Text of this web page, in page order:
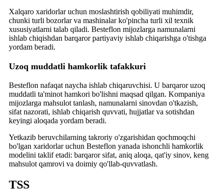
Xalqaro xaridorlar uchun moslashtirish qobiliyati muhimdir,
chunki turli bozorlar va mashinalar ko'pincha turli xil texnik
xususiyatlarni talab qiladi. Besteflon mijozlarga namunalarni
ishlab chiqishdan barqaror partiyaviy ishlab chiqarishga o'tishga
yordam beradi.
Uzoq muddatli hamkorlik tafakkuri
Besteflon nafaqat naycha ishlab chiqaruvchisi. U barqaror uzoq
muddatli ta'minot hamkori bo'lishni maqsad qilgan. Kompaniya
mijozlarga mahsulot tanlash, namunalarni sinovdan o'tkazish,
sifat nazorati, ishlab chiqarish quvvati, hujjatlar va sotishdan
keyingi aloqada yordam beradi.
Yetkazib beruvchilarning takroriy o'zgarishidan qochmoqchi
bo'lgan xaridorlar uchun Besteflon yanada ishonchli hamkorlik
modelini taklif etadi: barqaror sifat, aniq aloqa, qat'iy sinov, keng
mahsulot qamrovi va doimiy qo'llab-quvvatlash.
TSS